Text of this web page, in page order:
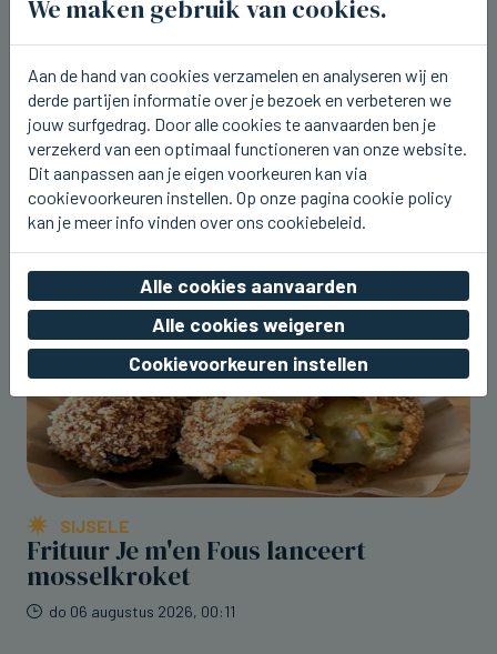
BLANKENBERGE
Line De Dauw komt deze namiddag
naar Radio 2 aan Zee in
Blankenberge
do 06 augustus 2026, 00:22
SIJSELE
Frituur Je m'en Fous lanceert
mosselkroket
do 06 augustus 2026, 00:11
We maken gebruik van cookies.
Aan de hand van cookies verzamelen en analyseren wij en
derde partijen informatie over je bezoek en verbeteren we
jouw surfgedrag. Door alle cookies te aanvaarden ben je
verzekerd van een optimaal functioneren van onze website.
Dit aanpassen aan je eigen voorkeuren kan via
cookievoorkeuren instellen. Op onze pagina cookie policy
kan je meer info vinden over ons cookiebeleid.
Alle cookies aanvaarden
Alle cookies weigeren
Cookievoorkeuren instellen